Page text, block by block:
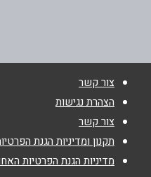
נושא*
אנא חזרו אלי בקשר ל...
צור קשר
הצהרת נגישות
צור קשר
תקנון ומדיניות הגנת
מדיניות הגנת הפרטיות